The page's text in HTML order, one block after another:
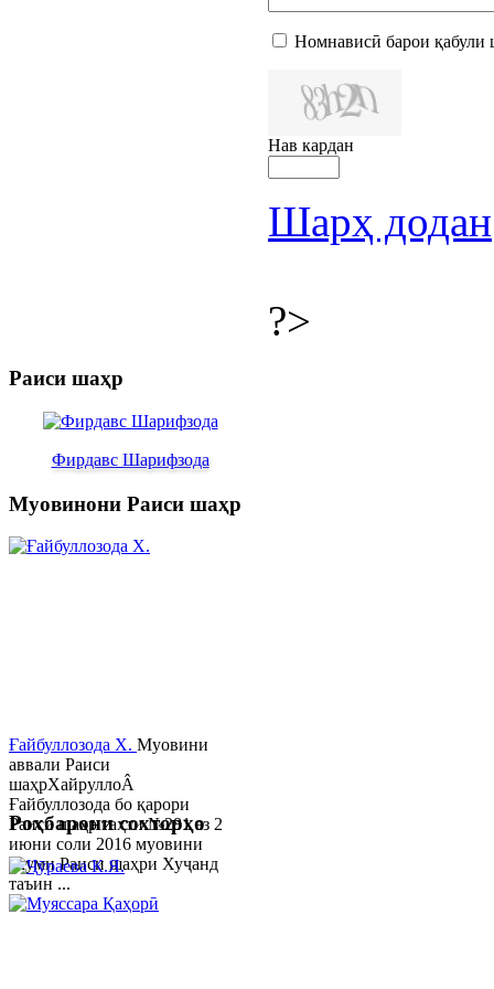
Номнависӣ барои қабули
Нав кардан
Шарҳ додан
?>
Раиси шаҳр
Фирдавс Шарифзода
Муовинони Раиси шаҳр
Ғайбуллозода Х. Муовини
аввали Раиси
шаҳрХайруллоÂ
Ғайбуллозода бо қарори
Раиси шаҳр таҳти №281 аз 2
июни соли 2016 муовини
якуми Раиси шаҳри Хуҷанд
таъин ...
Роҳбарони сохторҳо